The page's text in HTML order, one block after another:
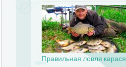
Правильная ловля карася